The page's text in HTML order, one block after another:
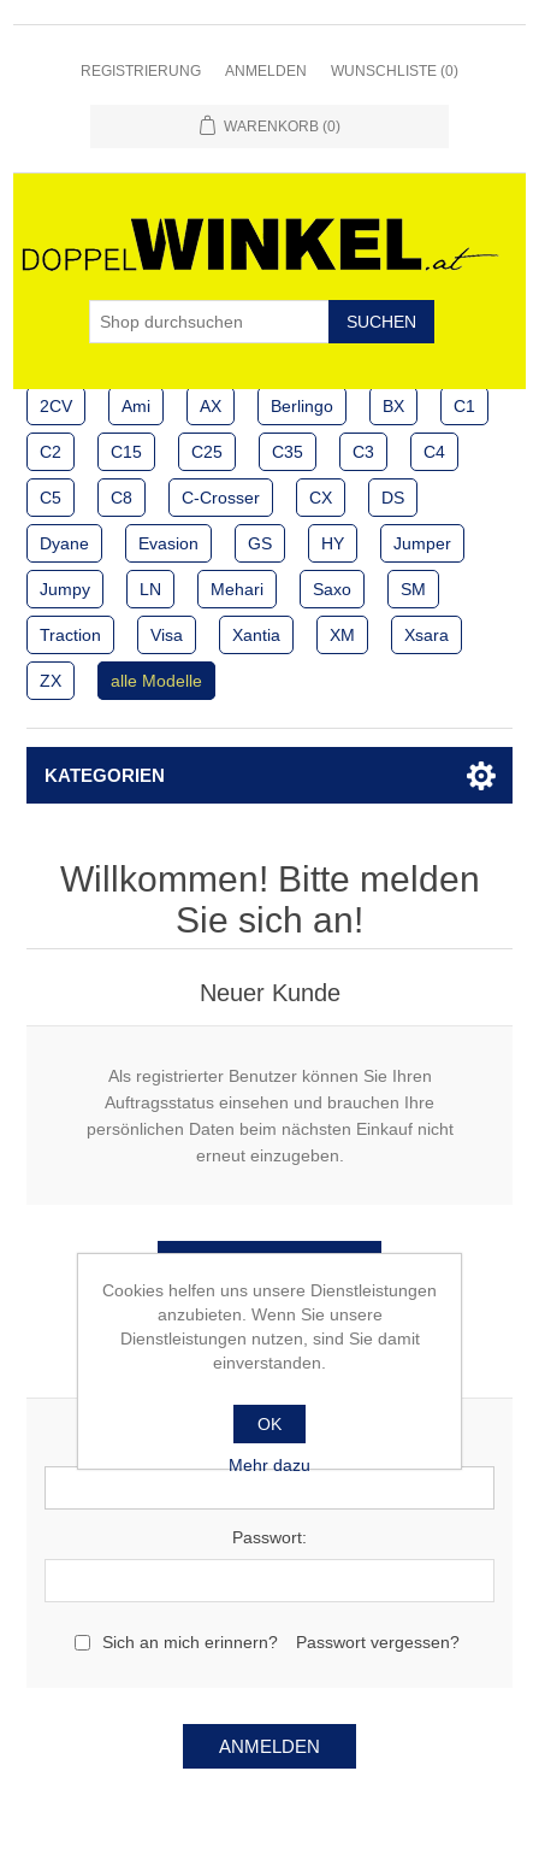
REGISTRIERUNG ANMELDEN WUNSCHLISTE (0)
WARENKORB (0)
2CV Ami AX Berlingo BX C1
C2 C15 C25 C35 C3 C4
C5 C8 C-Crosser CX DS
Dyane Evasion GS HY Jumper
Jumpy LN Mehari Saxo SM
Traction Visa Xantia XM Xsara
ZX alle Modelle
KATEGORIEN
Willkommen! Bitte melden
Sie sich an!
Neuer Kunde
Als registrierter Benutzer können Sie Ihren
Auftragsstatus einsehen und brauchen Ihre
persönlichen Daten beim nächsten Einkauf nicht
erneut einzugeben.
Wiederkehrender Benutzer
E-Mail:
Passwort:
Sich an mich erinnern? Passwort vergessen?
Cookies helfen uns unsere Dienstleistungen
anzubieten. Wenn Sie unsere
Dienstleistungen nutzen, sind Sie damit
einverstanden.
OK
Mehr dazu